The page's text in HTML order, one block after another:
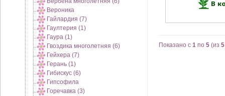
Вероника
Гайлардия (7)
Гаултерия (1)
Гаура (1)
Гвоздика многолетняя (6)
Гейхера (7)
Герань (1)
Гибискус (6)
Гипсофила
Горечавка (3)
Показано с 1 по 5 (из 5